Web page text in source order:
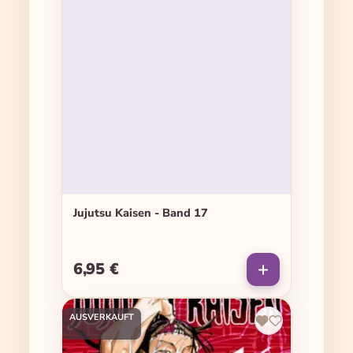
Jujutsu Kaisen - Band 17
Regulärer Preis:
6,95 €
AUSVERKAUFT